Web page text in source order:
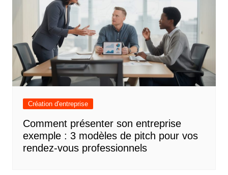
Création d'entreprise
Comment présenter son entreprise
exemple : 3 modèles de pitch pour vos
rendez-vous professionnels